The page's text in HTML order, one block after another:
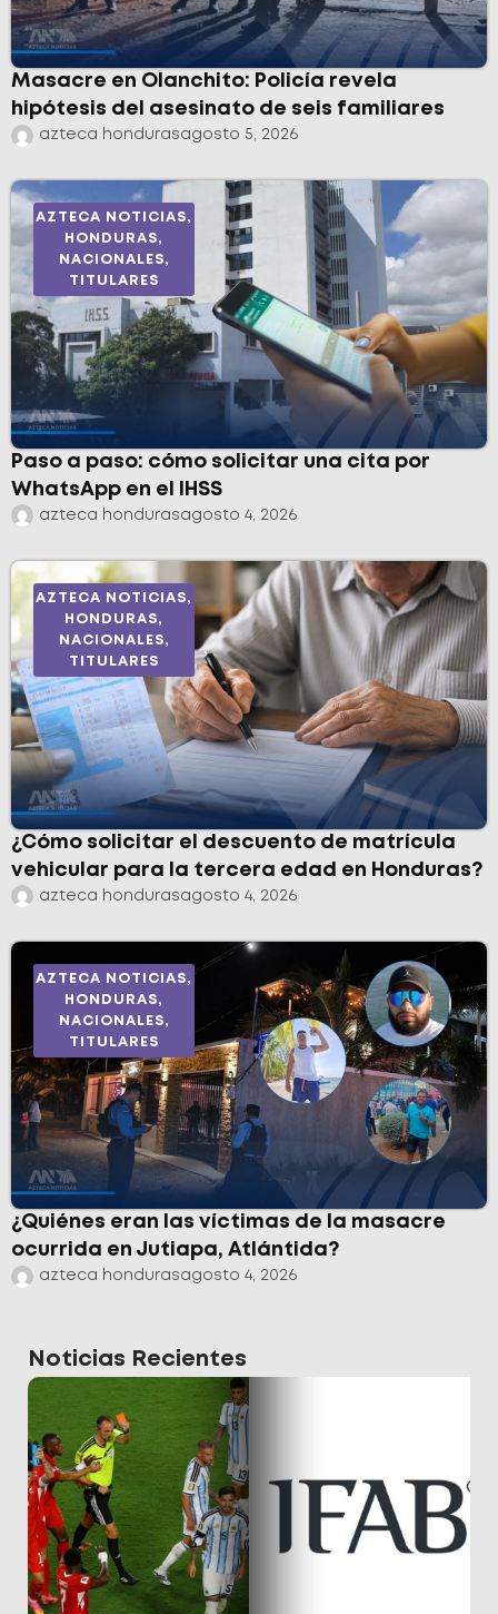
Masacre en Olanchito: Policía revela
hipótesis del asesinato de seis familiares
azteca hondurasagosto 5, 2026
AZTECA NOTICIAS,
HONDURAS,
NACIONALES,
TITULARES
Paso a paso: cómo solicitar una cita por
WhatsApp en el IHSS
azteca hondurasagosto 4, 2026
AZTECA NOTICIAS,
HONDURAS,
NACIONALES,
TITULARES
¿Cómo solicitar el descuento de matrícula
vehicular para la tercera edad en Honduras?
azteca hondurasagosto 4, 2026
AZTECA NOTICIAS,
HONDURAS,
NACIONALES,
TITULARES
¿Quiénes eran las víctimas de la masacre
ocurrida en Jutiapa, Atlántida?
azteca hondurasagosto 4, 2026
Noticias Recientes